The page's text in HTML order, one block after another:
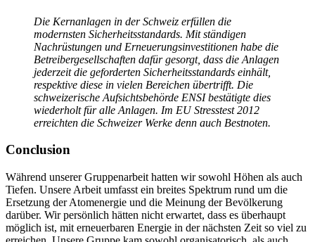
Die Kernanlagen in der Schweiz erfüllen die
modernsten Sicherheitsstandards. Mit ständigen
Nachrüstungen und Erneuerungsinvestitionen habe die
Betreibergesellschaften dafür gesorgt, dass die Anlagen
jederzeit die geforderten Sicherheitsstandards einhält,
respektive diese in vielen Bereichen übertrifft. Die
schweizerische Aufsichtsbehörde ENSI bestätigte dies
wiederholt für alle Anlagen. Im EU Stresstest 2012
erreichten die Schweizer Werke denn auch Bestnoten.
Conclusion
Während unserer Gruppenarbeit hatten wir sowohl Höhen als auch
Tiefen. Unsere Arbeit umfasst ein breites Spektrum rund um die
Ersetzung der Atomenergie und die Meinung der Bevölkerung
darüber. Wir persönlich hätten nicht erwartet, dass es überhaupt
möglich ist, mit erneuerbaren Energie in der nächsten Zeit so viel zu